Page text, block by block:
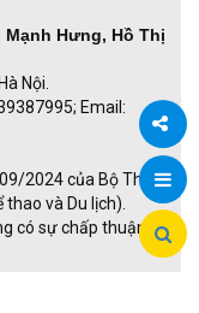
Chia
Mạnh Hưng, Hồ Thị
Nội.
Email:
2024 của Bộ Thông
thao và Du lịch).
có sự chấp thuận